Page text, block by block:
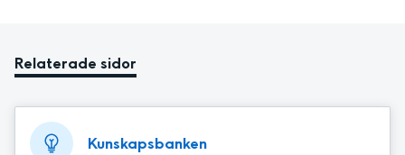
Relaterade sidor
Kunskapsbanken